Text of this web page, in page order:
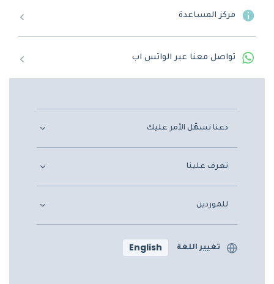
مركز المساعدة
تواصل معنا عبر الواتس اب
دعنا نسهّل الأمر عليك
تعرف علينا
للموردين
تغيير اللغة English